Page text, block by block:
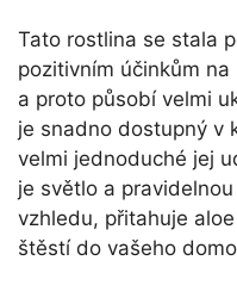
Tato rostlina se stala
pozitivním účinkům
a proto působí velmi
je snadno dostupný v
velmi jednoduché jej
je světlo a
vzhledu, přitahuje
štěstí do vašeho